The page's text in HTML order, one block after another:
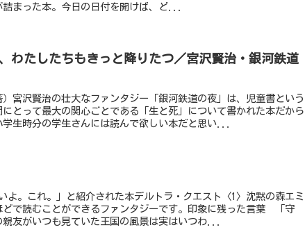
まった本。今日の日付を開けば、ど...
わたしたちもきっと降りたつ／宮沢賢治・銀河鉄道
宮沢賢治の壮大なファンタジー「銀河鉄道の夜」は、児童書という
とって最大の関心ごとである「生と死」について書かれた本だから
生時分の学生さんには読んで欲しい本だと思い...
よ。これ。」と紹介された本デルトラ・クエスト〈1〉沈黙の森エミ
どで読むことができるファンタジーです。印象に残った言葉 「守
友がいつも見ていた王国の風景は実はいつわ...